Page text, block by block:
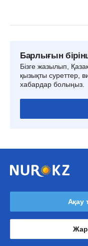
Барлығын
Бізге жазылып,
қызықты суреттер,
хабардар болыңыз.
Ақау